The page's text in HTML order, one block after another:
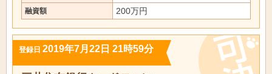
融資額 200万円
登録日 2019年7月22日 21時59分